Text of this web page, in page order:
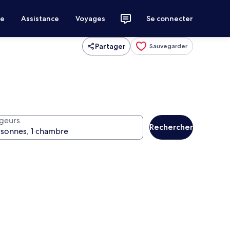
Assistance Voyages Se connecter
Partager Sauvegarder
Rechercher